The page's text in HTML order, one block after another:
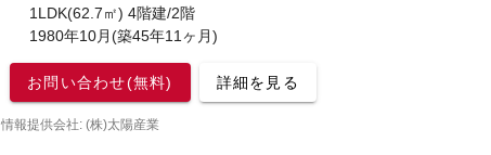
1LDK(62.7㎡) 4階建/2階
1980年10月(築45年11ヶ月)
お問い合わせ(無料) 詳細を見る
情報提供会社: (株)太陽産業